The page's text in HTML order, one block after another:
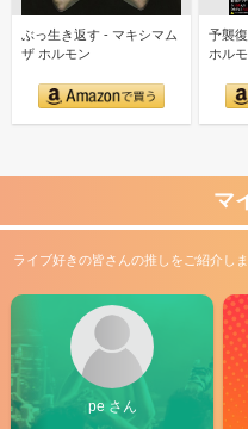
ぶっ生き返す - マキシマム
ザ ホルモン
予襲
ホル
マ
ライブ好きの皆さんの推しをご紹介しま
pe さん